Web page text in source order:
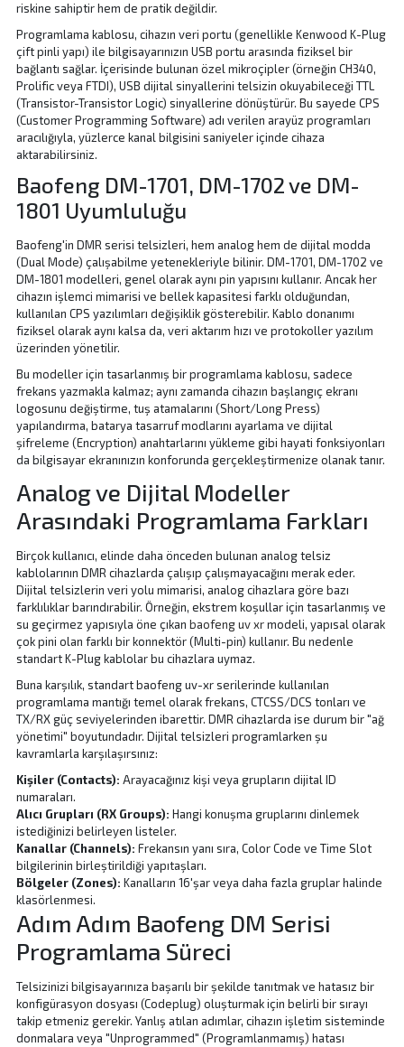
riskine sahiptir hem de pratik değildir.
Programlama kablosu, cihazın veri portu (genellikle Kenwood K-Plug
çift pinli yapı) ile bilgisayarınızın USB portu arasında fiziksel bir
bağlantı sağlar. İçerisinde bulunan özel mikroçipler (örneğin CH340,
Prolific veya FTDI), USB dijital sinyallerini telsizin okuyabileceği TTL
(Transistor-Transistor Logic) sinyallerine dönüştürür. Bu sayede CPS
(Customer Programming Software) adı verilen arayüz programları
aracılığıyla, yüzlerce kanal bilgisini saniyeler içinde cihaza
aktarabilirsiniz.
Baofeng DM-1701, DM-1702 ve DM-
1801 Uyumluluğu
Baofeng'in DMR serisi telsizleri, hem analog hem de dijital modda
(Dual Mode) çalışabilme yetenekleriyle bilinir. DM-1701, DM-1702 ve
DM-1801 modelleri, genel olarak aynı pin yapısını kullanır. Ancak her
cihazın işlemci mimarisi ve bellek kapasitesi farklı olduğundan,
kullanılan CPS yazılımları değişiklik gösterebilir. Kablo donanımı
fiziksel olarak aynı kalsa da, veri aktarım hızı ve protokoller yazılım
üzerinden yönetilir.
Bu modeller için tasarlanmış bir programlama kablosu, sadece
frekans yazmakla kalmaz; aynı zamanda cihazın başlangıç ekranı
logosunu değiştirme, tuş atamalarını (Short/Long Press)
yapılandırma, batarya tasarruf modlarını ayarlama ve dijital
şifreleme (Encryption) anahtarlarını yükleme gibi hayati fonksiyonları
da bilgisayar ekranınızın konforunda gerçekleştirmenize olanak tanır.
Analog ve Dijital Modeller
Arasındaki Programlama Farkları
Birçok kullanıcı, elinde daha önceden bulunan analog telsiz
kablolarının DMR cihazlarda çalışıp çalışmayacağını merak eder.
Dijital telsizlerin veri yolu mimarisi, analog cihazlara göre bazı
farklılıklar barındırabilir. Örneğin, ekstrem koşullar için tasarlanmış ve
su geçirmez yapısıyla öne çıkanbaofeng uv xrmodeli, yapısal olarak
çok pini olan farklı bir konnektör (Multi-pin) kullanır. Bu nedenle
standart K-Plug kablolar bu cihazlara uymaz.
Buna karşılık, standart baofeng uv-xr serilerinde kullanılan
programlama mantığı temel olarak frekans, CTCSS/DCS tonları ve
TX/RX güç seviyelerinden ibarettir. DMR cihazlarda ise durum bir "ağ
yönetimi" boyutundadır. Dijital telsizleri programlarken şu
kavramlarla karşılaşırsınız:
Kişiler (Contacts): Arayacağınız kişi veya grupların dijital ID
numaraları.
Alıcı Grupları (RX Groups): Hangi konuşma gruplarını dinlemek
istediğinizi belirleyen listeler.
Kanallar (Channels): Frekansın yanı sıra, Color Code ve Time Slot
bilgilerinin birleştirildiği yapıtaşları.
Bölgeler (Zones): Kanalların 16'şar veya daha fazla gruplar halinde
klasörlenmesi.
Adım Adım Baofeng DM Serisi
Programlama Süreci
Telsizinizi bilgisayarınıza başarılı bir şekilde tanıtmak ve hatasız bir
konfigürasyon dosyası (Codeplug) oluşturmak için belirli bir sırayı
takip etmeniz gerekir. Yanlış atılan adımlar, cihazın işletim sisteminde
donmalara veya "Unprogrammed" (Programlanmamış) hatası